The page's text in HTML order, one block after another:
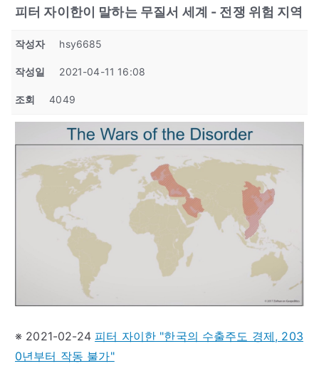
피터 자이한이 말하는 무질서 세계 - 전쟁 위험 지역
작성자 hsy6685
작성일 2021-04-11 16:08
조회 4049
※ 2021-02-24 피터 자이한 "한국의 수출주도 경제, 203
0년부터 작동 불가"